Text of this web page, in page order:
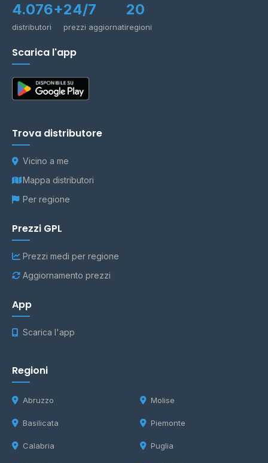
4.076+
distributori
24/7
prezzi aggiornati
20
regioni
Scarica l'app
Trova distributore
Vicino a me
Mappa distributori
Per regione
Prezzi GPL
Prezzi medi per regione
Aggiornamento prezzi
App
Scarica l'app
Regioni
Abruzzo
Basilicata
Calabria
Molise
Piemonte
Puglia